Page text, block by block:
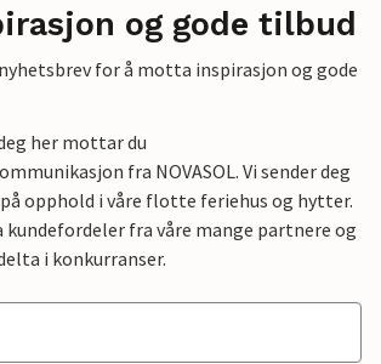
og gode tilbud
for å motta inspirasjon og gode
her mottar du
fra NOVASOL. Vi sender deg
opphold i våre flotte feriehus og hytter.
kundefordeler fra våre mange partnere og
i konkurranser.